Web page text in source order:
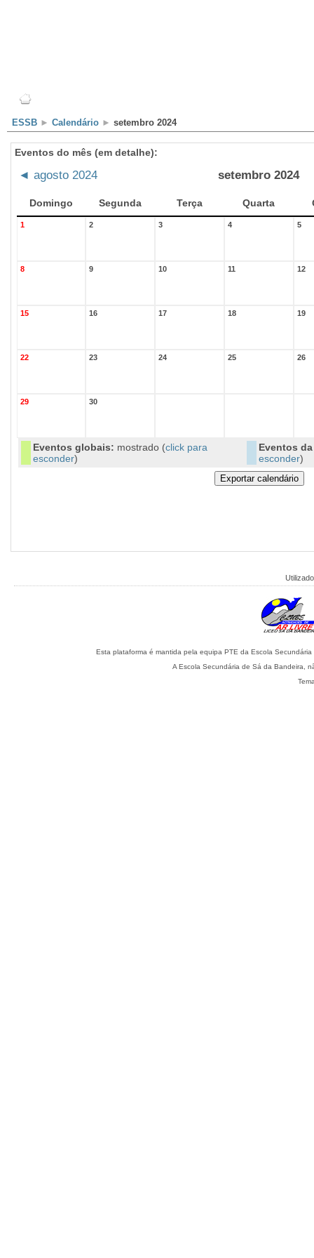
ESSB ► Calendário ► setembro 2024
Eventos do mês (em detalhe):
◄ agosto 2024 setembro 2024
Domingo Segunda Terça Quarta
1 2 3 4 5
8 9 10 11 12
15 16 17 18 19
22 23 24 25 26
29 30
Eventos globais: mostrado (click para
esconder)
Eventos
esconder)
Esta plataforma é mantida pela equipa PTE da Escola
A Escola Secundária de Sá da Bandeira,